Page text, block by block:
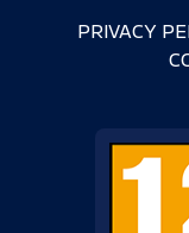
PRIVACY